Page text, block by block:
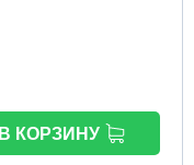
В КОРЗИНУ